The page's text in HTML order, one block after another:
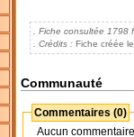
. Fiche consultée 1798
. Crédits :Fiche créée
Communauté
Commentaires (0)
Aucun